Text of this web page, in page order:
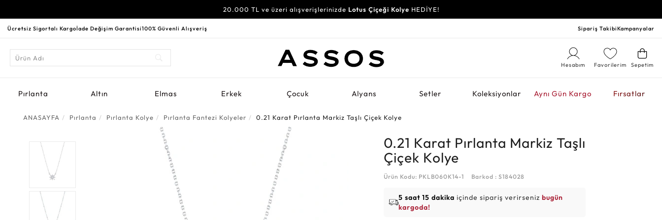
20.000 TL ve üzeri alışverişlerinizde Lotus Çiçeği Kolye HEDİYE!
Ücretsiz Sigortalı Kargoİade Değişim Garantisi100% Güvenli Alışveriş Sipariş TakibiKampanyalar
Sepetim
Favorilerim
Hesabım
Pırlanta Altın Elmas Erkek Çocuk Alyans Setler Koleksiyonlar Aynı Gün Kargo Fırsatlar
ANASAYFA Pırlanta Pırlanta Kolye Pırlanta Fantezi Kolyeler 0.21 Karat Pırlanta Markiz Taşlı Çiçek Kolye
0.21 Karat Pırlanta Markiz Taşlı
Çiçek Kolye
Ürün Kodu: PKLB060K14-1 Barkod : S184028
5 saat 15 dakika içinde sipariş verirsenizbugün
kargoda!